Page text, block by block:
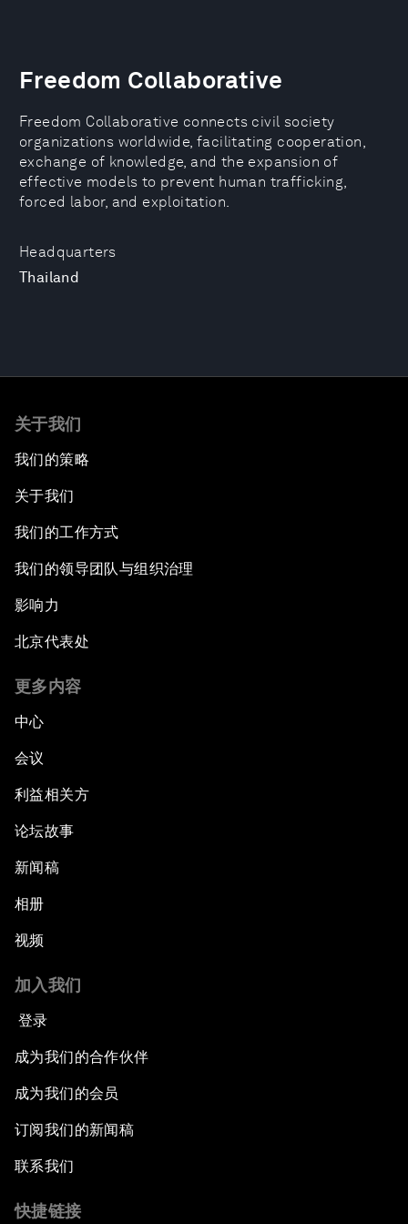
Headquarters
Thailand
Freedom Collaborative
Freedom Collaborative connects civil society
organizations worldwide, facilitating cooperation,
exchange of knowledge, and the expansion of
effective models to prevent human trafficking,
forced labor, and exploitation.
关于我们
我们的策略
关于我们
我们的工作方式
我们的领导团队与组织治理
影响力
北京代表处
更多内容
中心
会议
利益相关方
论坛故事
新闻稿
相册
视频
加入我们
登录
成为我们的合作伙伴
成为我们的会员
订阅我们的新闻稿
联系我们
快捷链接